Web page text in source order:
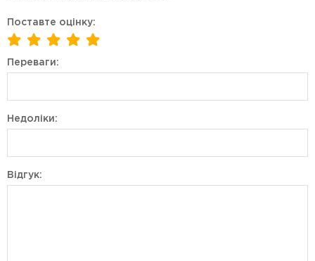
Поставте оцінку:
Переваги:
Недоліки:
Відгук: